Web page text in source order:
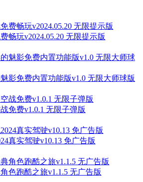
畅玩v2024.05.20 无限提示版
影免费内置功能版v1.0 无限大师球版
免费v1.0.1 无限子弹版
真实驾驶v10.13 免广告版
色跑酷之旅v1.1.5 无广告版